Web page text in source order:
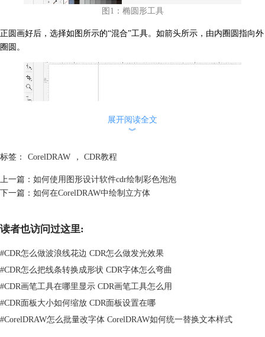
图1：椭圆形工具
正圆画好后，选择如图所示的“混合”工具。如箭头所示，由内圈圆指向外
圈圆。
括“圆圈直径、圆环间距和旋转角度”等。
展开阅读全文
︾
标签： CorelDRAW ， CDR教程
上一篇： 如何使用图形设计软件cdr绘制彩色泡泡
下一篇： 如何在CorelDRAW中绘制立方体
读者也访问过这里:
#CDR怎么做波浪线花边 CDR怎么做发光效果
#CDR怎么把线条转换成形状 CDR字体怎么弯曲
#CDR画笔工具在哪里显示 CDR画笔工具怎么用
#CDR面板大小如何缩放 CDR面板设置在哪
#CorelDRAW怎么批量改字体 CorelDRAW如何统一替换文本样式